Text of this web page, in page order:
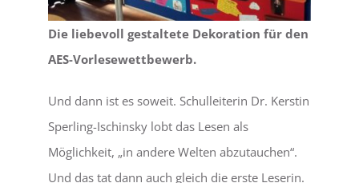
Die liebevoll gestaltete Dekoration für den
AES-Vorlesewettbewerb.
Und dann ist es soweit. Schulleiterin Dr. Kerstin
Sperling-Ischinsky lobt das Lesen als
Möglichkeit, „in andere Welten abzutauchen“.
Und das tat dann auch gleich die erste Leserin.